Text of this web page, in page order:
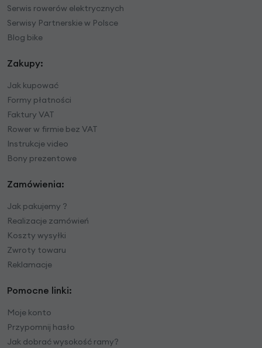
Serwis rowerów elektrycznych
Serwisy Partnerskie w Polsce
Blog bike
Zakupy:
Jak kupować
Formy płatności
Faktury VAT
Rower w firmie bez VAT
Instrukcje video
Bony prezentowe
Zamówienia:
Jak pakujemy ?
Realizacje zamówień
Koszty wysyłki
Zwroty towaru
Reklamacje
Pomocne linki:
Moje konto
Przypomnij hasło
Jak dobrać wysokość ramy?